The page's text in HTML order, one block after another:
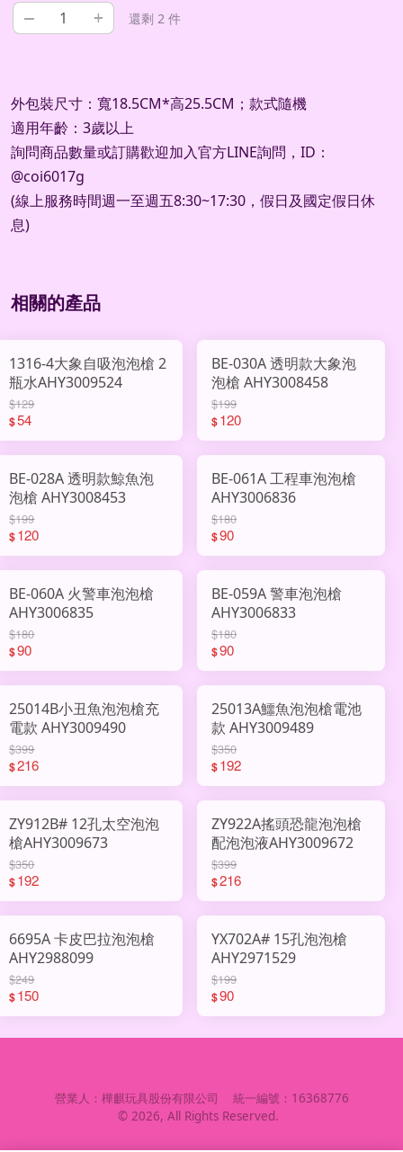
– + 還剩 2 件
外包裝尺寸：寬18.5CM*高25.5CM；款式隨機
適用年齡：3歲以上
詢問商品數量或訂購歡迎加入官方LINE詢問，ID：
@coi6017g
(線上服務時間週一至週五8:30~17:30，假日及國定假日休
息)
相關的產品
1316-4大象自吸泡泡槍 2
瓶水AHY3009524
$129
$54
BE-030A 透明款大象泡
泡槍 AHY3008458
$199
$120
BE-028A 透明款鯨魚泡
泡槍 AHY3008453
$199
$120
BE-061A 工程車泡泡槍
AHY3006836
$180
$90
BE-060A 火警車泡泡槍
AHY3006835
$180
$90
BE-059A 警車泡泡槍
AHY3006833
$180
$90
25014B小丑魚泡泡槍充
電款 AHY3009490
$399
$216
25013A鱷魚泡泡槍電池
款 AHY3009489
$350
$192
ZY912B# 12孔太空泡泡
槍AHY3009673
$350
$192
ZY922A搖頭恐龍泡泡槍
配泡泡液AHY3009672
$399
$216
6695A 卡皮巴拉泡泡槍
AHY2988099
$249
$150
YX702A# 15孔泡泡槍
AHY2971529
$199
$90
營業人： 樺麒玩具股份有限公司 統一編號： 16368776
© 2026, All Rights Reserved.